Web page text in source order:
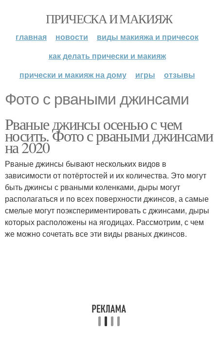
ПРИЧЕСКА И МАКИЯЖ
главная новости
виды макияжа и причесок
как делать прически и макияж
прически и макияж на дому
игры отзывы
Фото с рваными джинсами
Рваные джинсы осенью с чем
носить. Фото с рваными джинсами
на 2020
Рваные джинсы бывают нескольких видов в
зависимости от потёртостей и их количества. Это могут
быть джинсы с рваными коленками, дыры могут
располагаться и по всех поверхности джинсов, а самые
смелые могут поэкспериментировать с джинсами, дыры
которых расположены на ягодицах. Рассмотрим, с чем
же можно сочетать все эти виды рваных джинсов.